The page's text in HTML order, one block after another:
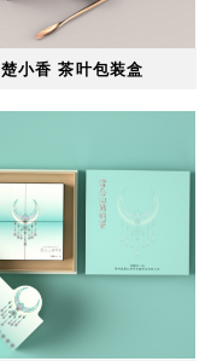
楚小香 茶叶包装盒